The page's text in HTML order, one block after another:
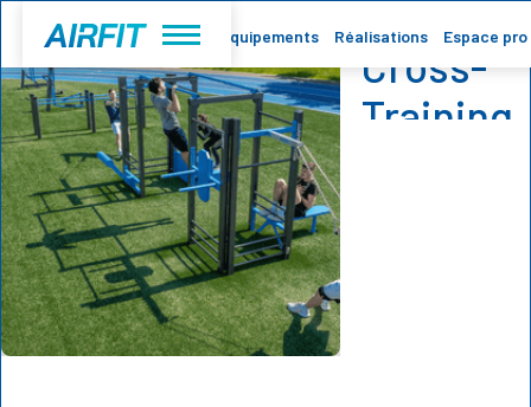
Accueil Equipements Réalisations Espace pro
de
Cross-
Training